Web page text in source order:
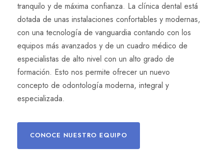
tranquilo y de máxima confianza. La clínica dental está
dotada de unas instalaciones confortables y modernas,
con una tecnología de vanguardia contando con los
equipos más avanzados y de un cuadro médico de
especialistas de alto nivel con un alto grado de
formación. Esto nos permite ofrecer un nuevo
concepto de odontología moderna, integral y
especializada.
CONOCE NUESTRO EQUIPO